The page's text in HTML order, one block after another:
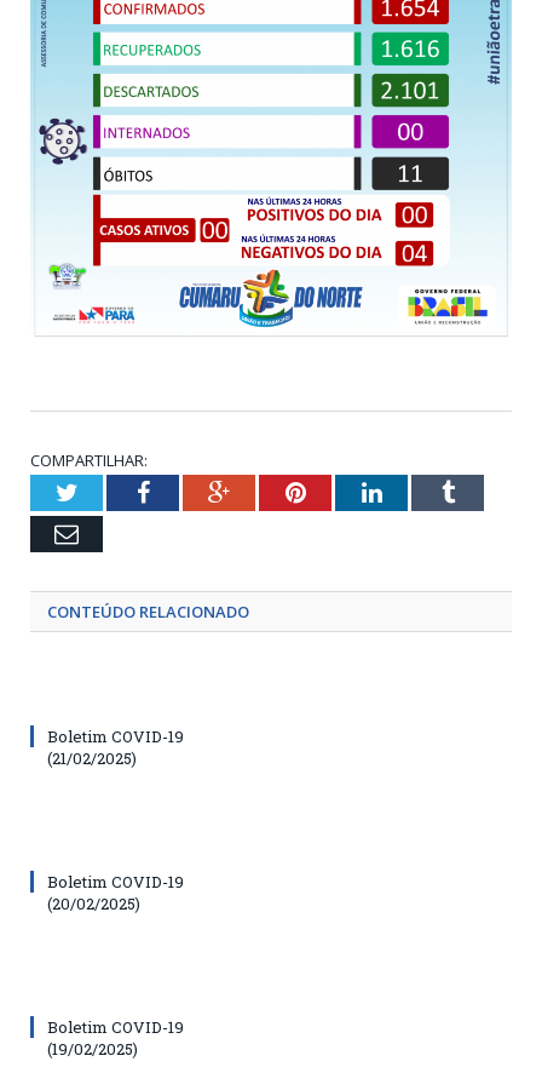
COMPARTILHAR:
TwitterFacebookGoogle+PinterestLinkedInTumblr
Email
CONTEÚDO RELACIONADO
Boletim COVID-19
(21/02/2025)
Boletim COVID-19
(20/02/2025)
Boletim COVID-19
(19/02/2025)